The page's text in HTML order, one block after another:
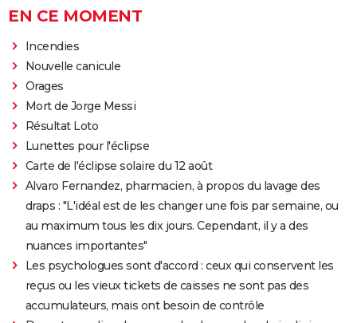
EN CE MOMENT
Incendies
Nouvelle canicule
Orages
Mort de Jorge Messi
Résultat Loto
Lunettes pour l'éclipse
Carte de l'éclipse solaire du 12 août
Alvaro Fernandez, pharmacien, à propos du lavage des
draps : "L'idéal est de les changer une fois par semaine, ou
au maximum tous les dix jours. Cependant, il y a des
nuances importantes"
Les psychologues sont d'accord : ceux qui conservent les
reçus ou les vieux tickets de caisses ne sont pas des
accumulateurs, mais ont besoin de contrôle